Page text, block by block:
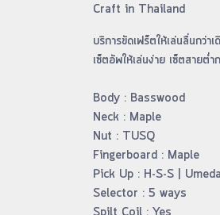
Craft in Thailand
บริการขัดเฟร็ตให้เล่นลื่นกว่
เซ็ตอัพให้เล่นง่าย เซ็ตสาย
Body : Basswood
Neck : Maple
Nut : TUSQ
Fingerboard : Maple
Pick Up : H-S-S |
Selector : 5 ways